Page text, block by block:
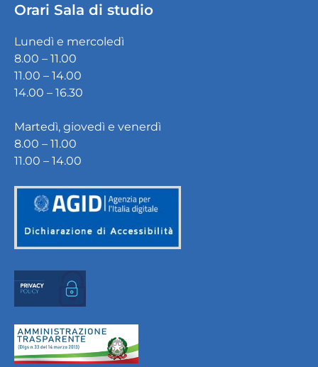
Orari Sala di studio
Lunedì e mercoledì
8.00 – 11.00
11.00 – 14.00
14.00 – 16.30
Martedì, giovedì e venerdì
8.00 – 11.00
11.00 – 14.00